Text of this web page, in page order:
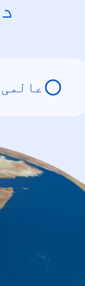
عالمی